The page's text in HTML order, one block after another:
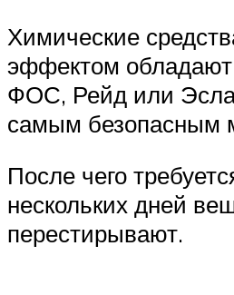
Химические
эффектом
ФОС, Рейд или
самым безопасным
После чего
нескольких дней
перестирывают.